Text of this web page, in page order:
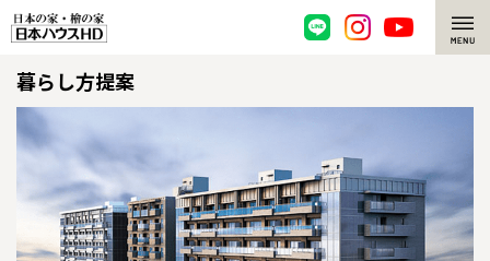
脱炭素・檜の家
環境にやさしい、脱炭素社会の住宅
檜・木造住宅
耐震構造
選ばれる理由
檜の魅力
檜の魅力 トップ
注文住宅
暮らし方提案